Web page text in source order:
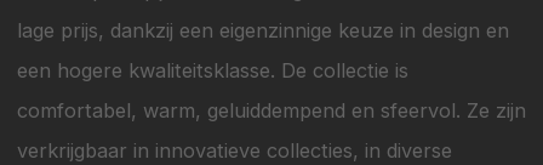
lage prijs, dankzij een eigenzinnige keuze in design en
een hogere kwaliteitsklasse. De collectie is
comfortabel, warm, geluiddempend en sfeervol. Ze zijn
verkrijgbaar in innovatieve collecties, in diverse